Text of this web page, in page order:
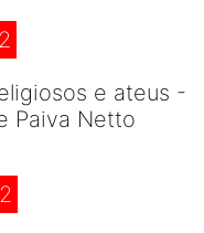
e ateus -
Paiva Netto